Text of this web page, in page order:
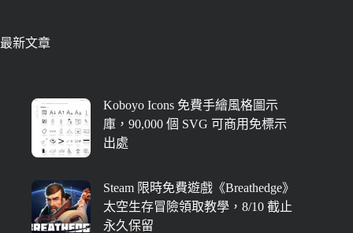
最新文章
Koboyo Icons 免費手繪風格圖示
庫，90,000 個 SVG 可商用免標示
出處
Steam 限時免費遊戲《Breathedge》
太空生存冒險領取教學，8/10 截止
永久保留